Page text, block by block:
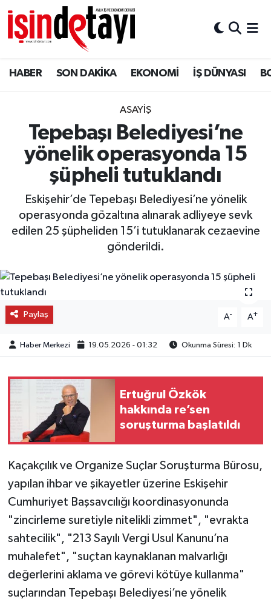
HABER SON DAKİKA EKONOMİ İŞ DÜNYASI
ASAYİŞ
Tepebaşı Belediyesi’ne
yönelik operasyonda 15
şüpheli tutuklandı
Eskişehir’de Tepebaşı Belediyesi’ne yönelik
operasyonda gözaltına alınarak adliyeye sevk
edilen 25 şüpheliden 15’i tutuklanarak cezaevine
gönderildi.
Paylaş A- A+
Haber Merkezi 19.05.2026 - 01:32 Okunma Süresi: 1 Dk
Ertuğrul Özkök
hakkında re’sen
soruşturma başlatıldı
Kaçakçılık ve Organize Suçlar Soruşturma Bürosu,
yapılan ihbar ve şikayetler üzerine Eskişehir
Cumhuriyet Başsavcılığı koordinasyonunda
"zincirleme suretiyle nitelikli zimmet", "evrakta
sahtecilik", "213 Sayılı Vergi Usul Kanunu’na
muhalefet", "suçtan kaynaklanan malvarlığı
değerlerini aklama ve görevi kötüye kullanma"
suçlarından Tepebaşı Belediyesi’ne yönelik
DÜNYA
Eğitim
ENERJİ HABERİ
GAYRİMENKUL
HABER
LOJİSTİK
OTO DETAY
SAĞLIK
SON DAKİKA
FİNANS
Nöbetçi Eczaneler
Hava Durumu
İstanbul Namaz Vakitleri
Trafik Durumu
Süper Lig Puan Durumu ve Fikstür
Tüm Manşetler
Son Dakika Haberleri